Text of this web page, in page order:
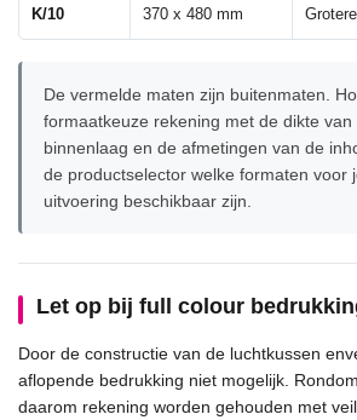
K/10 370 x 480 mm
De vermelde maten zijn buitenmaten.
formaatkeuze rekening met de dikte
binnenlaag en de afmetingen van de
de productselector welke formaten voor
uitvoering beschikbaar zijn.
Let op bij full colour
Door de constructie van de luchtkussen
aflopende bedrukking niet mogelijk.
daarom rekening worden gehouden met